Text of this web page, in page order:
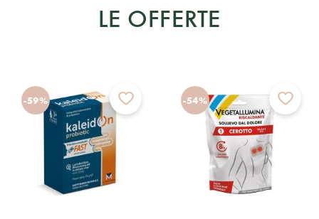
LE OFFERTE
-59% -54%